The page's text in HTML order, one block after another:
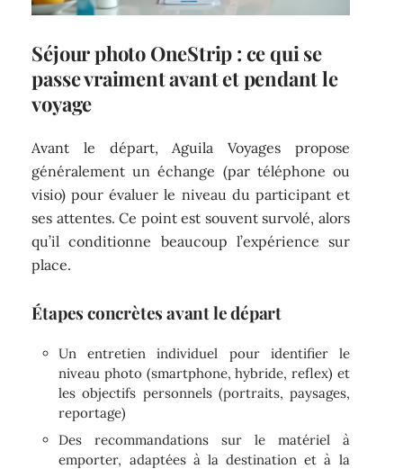
Séjour photo OneStrip : ce qui se
passe vraiment avant et pendant le
voyage
Avant le départ, Aguila Voyages propose
généralement un échange (par téléphone ou
visio) pour évaluer le niveau du participant et
ses attentes. Ce point est souvent survolé, alors
qu’il conditionne beaucoup l’expérience sur
place.
Étapes concrètes avant le départ
Un entretien individuel pour identifier le
niveau photo (smartphone, hybride, reflex) et
les objectifs personnels (portraits, paysages,
reportage)
Des recommandations sur le matériel à
emporter, adaptées à la destination et à la